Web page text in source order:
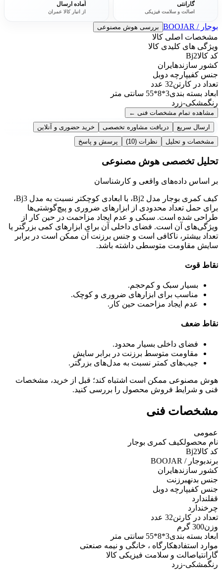
گارانتی
اصالت و سلامت فیزیکی
آماده ارسال
از انبار کالا عمران
بوجار / BOOJAR بررسی هوش مصنوعی
مشخصات اصلی کالا
ویژگی های کلیدی کالا
کد کالاBj2
کشور سازندهایران
جنس کفیپارچه دوبل
تعداد در کارتن32 عدد
ابعاد بسته‌ بندی3*8*55 سانتی متر
رنگمشکی-زرد
مشاهده تمام مشخصات فنی ←
ارسال سریع
دریافت مشاوره تخصصی
خرید حضوری و آنلاین
مشخصات و تحلیل
نظرات (10) پرسش و پاسخ
تحلیل تخصصی هوش مصنوعی
بر اساس داده‌های واقعی و کارشناسان
کیف کمری بوجار مدل Bj2، با ابعادی کوچکتر نسبت به مدل Bj3،
برای حمل تعداد محدودی از ابزارهای ضروری و پیچ‌گوشتی‌ها
طراحی شده است. سبکی و عدم ایجاد مزاحمت در حین کار از
ویژگی‌های آن است. فضای داخلی آن برای ابزارهای کمی بزرگتر یا
تعداد بیشتر، ناکافی است و جنس برزنت آن ممکن است در برابر
سایش مقاومت متوسطی داشته باشد.
نقاط قوت
بسیار سبک و کم‌حجم.
مناسب برای ابزارهای ضروری و کوچک.
عدم ایجاد مزاحمت حین کار.
نقاط ضعف
فضای داخلی بسیار محدود.
مقاومت متوسط برزنت در برابر سایش
جیب‌های کمتر نسبت به مدل‌های بزرگتر.
هوش مصنوعی ممکن است اشتباه کند؛ قبل از خرید، مشخصات
فنی و شرایط فروش محصول را بررسی کنید.
مشخصات فنی
عمومی
نام محصولکیف کمری بوجار
کد کالاBj2
برندبوجار / BOOJAR
کشور سازندهایران
جنس بدنهبرزنت
جنس کفیپارچه دوبل
قفلندارد
چرخندارد
تعداد در کارتن32 عدد
وزن300 گرم
ابعاد بسته‌ بندی3*8*55 سانتی متر
موارد استفادهکارگاه ، خانگی و نیمه صنعتی
گارانتیاصالت و سلامت فیزیکی کالا
رنگمشکی-زرد